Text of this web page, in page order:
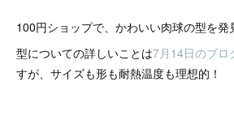
100円ショップで、かわいい肉球の型を発
型についての詳しいことは7月14日のブロ
すが、サイズも形も耐熱温度も理想的！